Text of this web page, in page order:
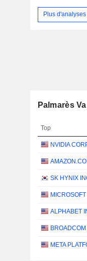
Plus
Palmarès
Top
NVIDIA
SK HYNIX
ALPHABET
META